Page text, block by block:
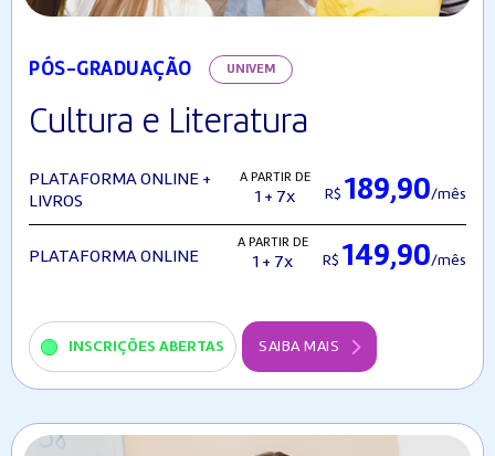
PÓS-GRADUAÇÃO UNIVEM
Cultura e Literatura
PLATAFORMA ONLINE +
LIVROS
A PARTIR DE
1 + 7x R$ 189,90/mês
PLATAFORMA ONLINE
A PARTIR DE
1 + 7x R$ 149,90/mês
INSCRIÇÕES ABERTAS SAIBA MAIS